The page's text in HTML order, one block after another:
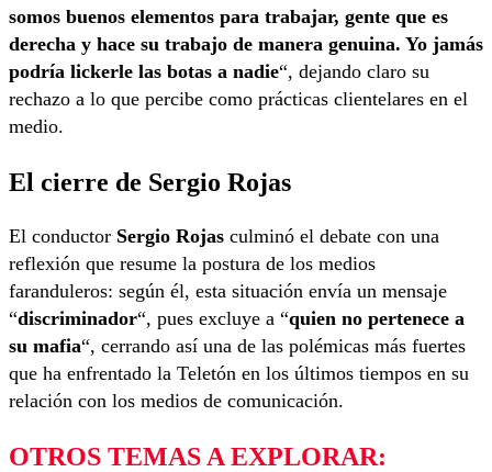
somos buenos elementos para trabajar, gente que es
derecha y hace su trabajo de manera genuina. Yo jamás
podría lickerle las botas a nadie“, dejando claro su
rechazo a lo que percibe como prácticas clientelares en el
medio.
El cierre de Sergio Rojas
El conductor Sergio Rojas culminó el debate con una
reflexión que resume la postura de los medios
faranduleros: según él, esta situación envía un mensaje
“discriminador“, pues excluye a “quien no pertenece a
su mafia“, cerrando así una de las polémicas más fuertes
que ha enfrentado la Teletón en los últimos tiempos en su
relación con los medios de comunicación.
OTROS TEMAS A EXPLORAR: